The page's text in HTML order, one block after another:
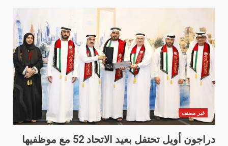
غير مصنف
دراجون أويل تحتفل بعيد الاتحاد 52 مع موظفيها